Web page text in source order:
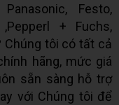
Festo,
+ Fuchs,
Chúng tôi có tất cả
hãng, mức giá
sẵn sàng hỗ trợ
với Chúng tôi để